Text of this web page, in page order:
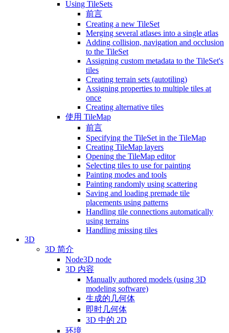
Using TileSets
前言
Creating a new TileSet
Merging several atlases into a single atlas
Adding collision, navigation and occlusion
to the TileSet
Assigning custom metadata to the TileSet's
tiles
Creating terrain sets (autotiling)
Assigning properties to multiple tiles at
once
Creating alternative tiles
使用 TileMap
前言
Specifying the TileSet in the TileMap
Creating TileMap layers
Opening the TileMap editor
Selecting tiles to use for painting
Painting modes and tools
Painting randomly using scattering
Saving and loading premade tile
placements using patterns
Handling tile connections automatically
using terrains
Handling missing tiles
3D
3D 简介
Node3D node
3D 内容
Manually authored models (using 3D
modeling software)
生成的几何体
即时几何体
3D 中的 2D
环境